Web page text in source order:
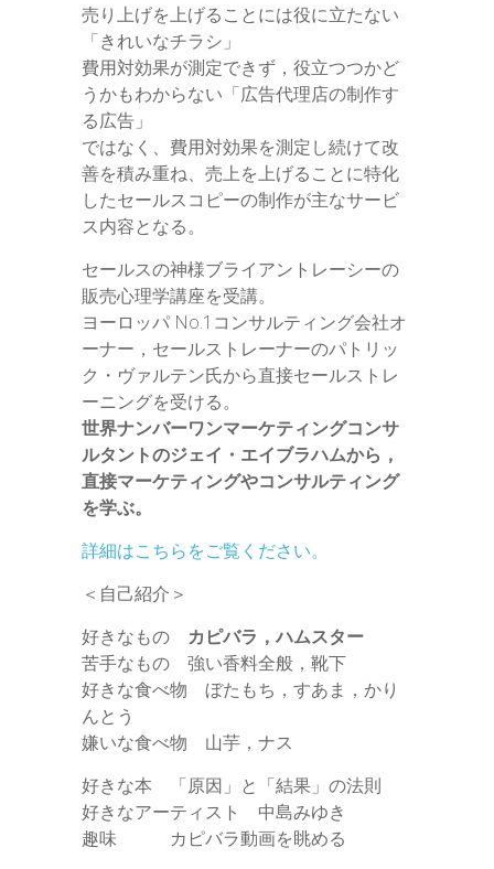
売り上げを上げることには役に立たない
「きれいなチラシ」
費用対効果が測定できず，役立つつかど
うかもわからない「広告代理店の制作す
る広告」
ではなく、費用対効果を測定し続けて改
善を積み重ね、売上を上げることに特化
したセールスコピーの制作が主なサービ
ス内容となる。
セールスの神様ブライアントレーシーの
販売心理学講座を受講。
ヨーロッパ No.1コンサルティング会社オ
ーナー，セールストレーナーのパトリッ
ク・ヴァルテン氏から直接セールストレ
ーニングを受ける。
世界ナンバーワンマーケティングコンサ
ルタントのジェイ・エイブラハムから，
直接マーケティングやコンサルティング
を学ぶ。
詳細はこちらをご覧ください。
＜自己紹介＞
好きなもの カピバラ，ハムスター
苦手なもの 強い香料全般，靴下
好きな食べ物 ぼたもち，すあま，かり
んとう
嫌いな食べ物 山芋，ナス
好きな本 「原因」と「結果」の法則
好きなアーティスト 中島みゆき
趣味 カピバラ動画を眺める